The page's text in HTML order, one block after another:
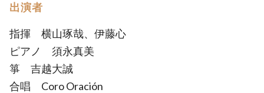
出演者
指揮 横山琢哉、伊藤心
ピアノ 須永真美
箏 吉越大誠
合唱 Coro Oración